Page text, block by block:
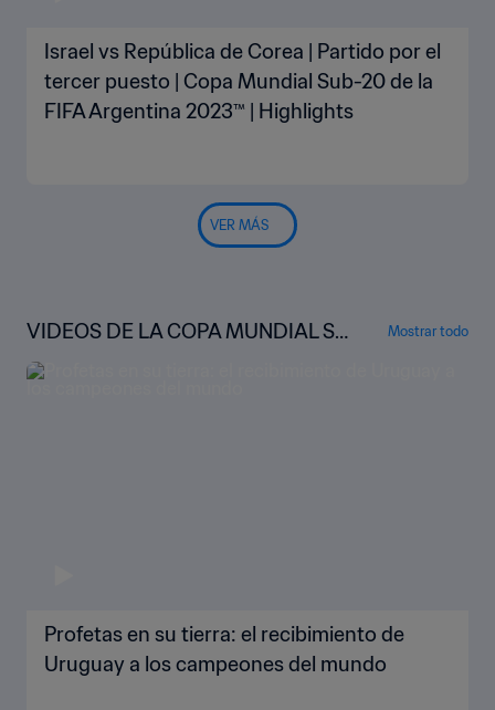
Israel vs República de Corea | Partido por el
tercer puesto | Copa Mundial Sub-20 de la
FIFA Argentina 2023™ | Highlights
VER MÁS
VIDEOS DE LA COPA MUNDIAL SU
B-20 DE LA FIFA™
Mostrar todo
Profetas en su tierra: el recibimiento de
Uruguay a los campeones del mundo